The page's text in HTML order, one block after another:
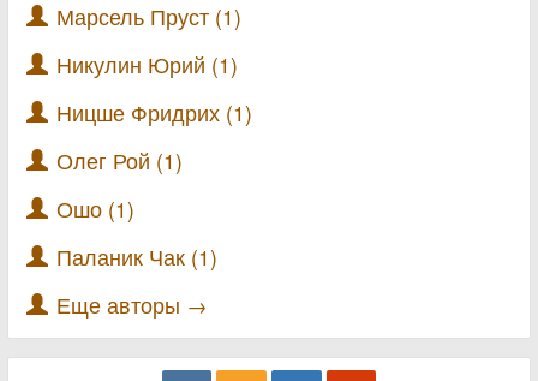
Марсель Пруст (1)
Никулин Юрий (1)
Ницше Фридрих (1)
Олег Рой (1)
Ошо (1)
Паланик Чак (1)
Еще авторы →